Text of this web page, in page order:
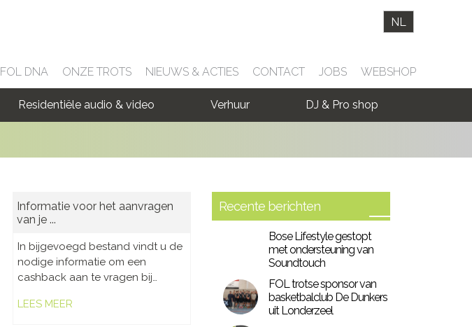
NL
FOL DNA ONZE TROTS NIEUWS & ACTIES CONTACT JOBS WEBSHOP
Residentiële audio & video Verhuur DJ & Pro shop
Informatie voor het aanvragen
van je ...
In bijgevoegd bestand vindt u de
nodige informatie om een
cashback aan te vragen bij…
LEES MEER
Recente berichten
Bose Lifestyle gestopt
met ondersteuning van
Soundtouch
FOL trotse sponsor van
basketbalclub De Dunkers
uit Londerzeel